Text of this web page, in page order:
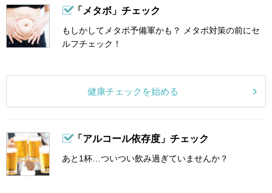
「メタボ」チェック
もしかしてメタボ予備軍かも？ メタボ対策の前にセ
ルフチェック！
健康チェックを始める
「アルコール依存度」チェック
あと1杯…ついつい飲み過ぎていませんか？